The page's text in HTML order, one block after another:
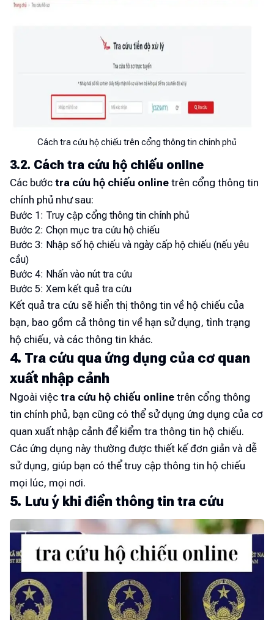
Cách tra cứu hộ chiếu trên cổng thông tin chính phủ
3.2. Cách tra cứu hộ chiếu online
Các bước tra cứu hộ chiếu online trên cổng thông tin
chính phủ như sau:
Bước 1: Truy cập cổng thông tin chính phủ
Bước 2: Chọn mục tra cứu hộ chiếu
Bước 3: Nhập số hộ chiếu và ngày cấp hộ chiếu (nếu yêu
cầu)
Bước 4: Nhấn vào nút tra cứu
Bước 5: Xem kết quả tra cứu
Kết quả tra cứu sẽ hiển thị thông tin về hộ chiếu của
bạn, bao gồm cả thông tin về hạn sử dụng, tình trạng
hộ chiếu, và các thông tin khác.
4. Tra cứu qua ứng dụng của cơ quan
xuất nhập cảnh
Ngoài việc tra cứu hộ chiếu online trên cổng thông
tin chính phủ, bạn cũng có thể sử dụng ứng dụng của cơ
quan xuất nhập cảnh để kiểm tra thông tin hộ chiếu.
Các ứng dụng này thường được thiết kế đơn giản và dễ
sử dụng, giúp bạn có thể truy cập thông tin hộ chiếu
mọi lúc, mọi nơi.
5. Lưu ý khi điền thông tin tra cứu